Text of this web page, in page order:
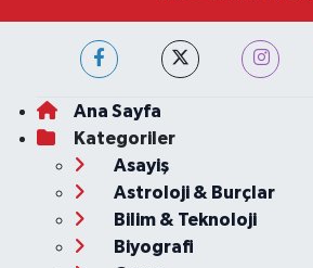
Ana Sayfa
Kategoriler
Asayiş
Astroloji & Burçlar
Bilim & Teknoloji
Biyografi